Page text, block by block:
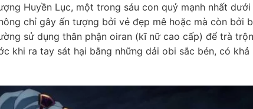
Huyền Lục, một trong sáu con quỷ mạnh nhất dưới
chỉ gây ấn tượng bởi vẻ đẹp mê hoặc mà còn bởi
sử dụng thân phận oiran (kĩ nữ cao cấp) để trà trộn
khi ra tay sát hại bằng những dải obi sắc bén, có khả